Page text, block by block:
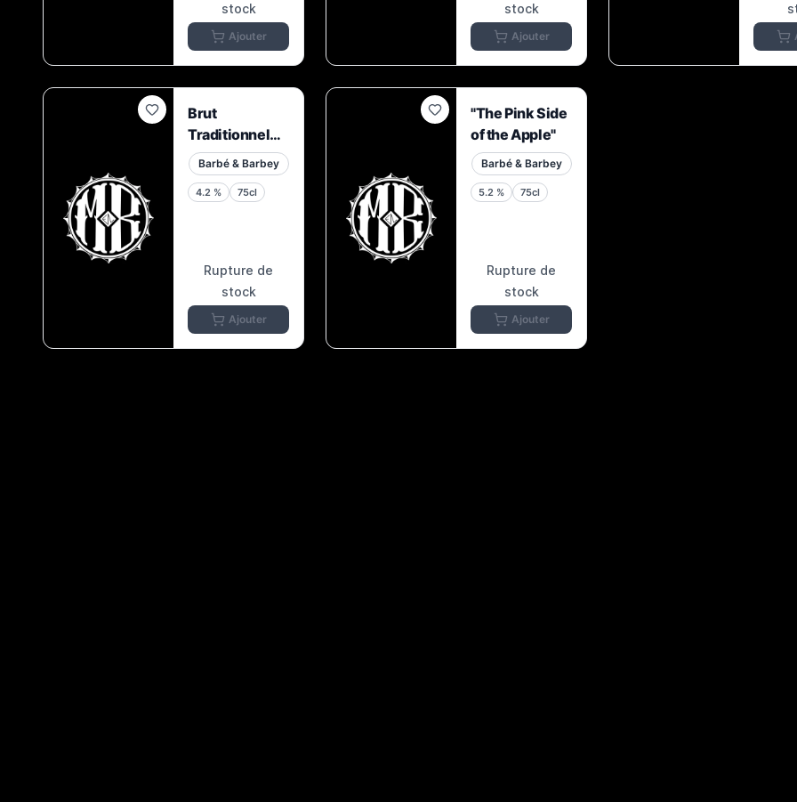
stock
Ajouter
stock
Ajouter
Brut
Traditionnel
Vaudois 2022
Barbé & Barbey
4.2 % 75cl
Rupture de
stock
Ajouter
"The Pink Side
of the Apple"
Barbé & Barbey
5.2 % 75cl
Rupture de
stock
Ajouter